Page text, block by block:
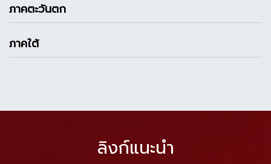
ภาคตะวันตก
ภาคใต้
ลิงก์แนะนำ